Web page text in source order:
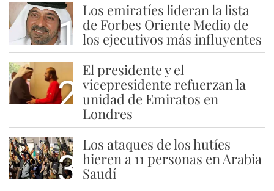
1
Los emiratíes lideran la lista
de Forbes Oriente Medio de
los ejecutivos más influyentes
2
El presidente y el
vicepresidente refuerzan la
unidad de Emiratos en
Londres
3
Los ataques de los hutíes
hieren a 11 personas en Arabia
Saudí